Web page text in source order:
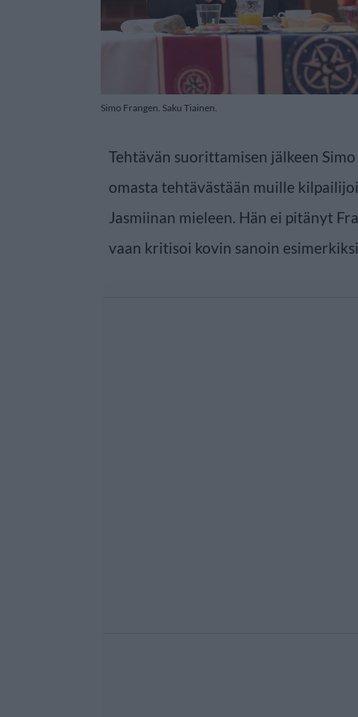
Simo Frangen. Saku Tiainen.
Tehtävän suorittamisen jälkeen
omasta tehtävästään muille
Jasmiinan mieleen. Hän ei pitänyt
vaan kritisoi kovin sanoin